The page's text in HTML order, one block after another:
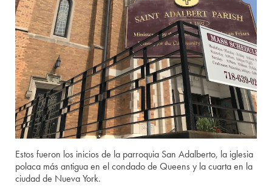
Estos fueron los inicios de la parroquia San Adalberto, la iglesia
polaca más antigua en el condado de Queens y la cuarta en la
ciudad de Nueva York.